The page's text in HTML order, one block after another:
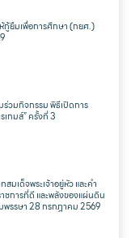
ยืมเพื่อการศึกษา (กยศ.)
ร่วมกิจกรรม พิธีเปิดการ
กมส์” ครั้งที่ 3
มเด็จพระเจ้าอยู่หัว และคำ
การที่ดี และพลังของแผ่นดิน
พรรษา 28 กรกฎาคม 2569